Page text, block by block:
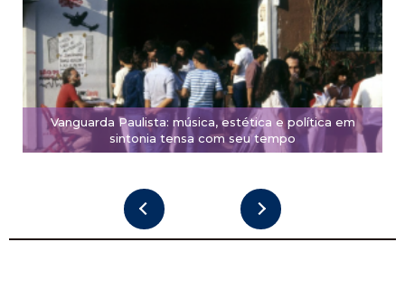
Vanguarda Paulista: música, estética e política em
sintonia tensa com seu tempo